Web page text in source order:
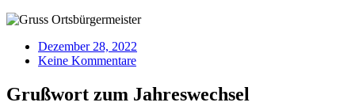
Dezember 28, 2022
Keine Kommentare
Grußwort zum Jahreswechsel